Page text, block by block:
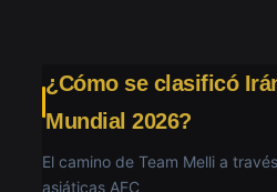
¿Cómo se clasificó
Mundial 2026?
El camino de Team Melli a
asiáticas AFC